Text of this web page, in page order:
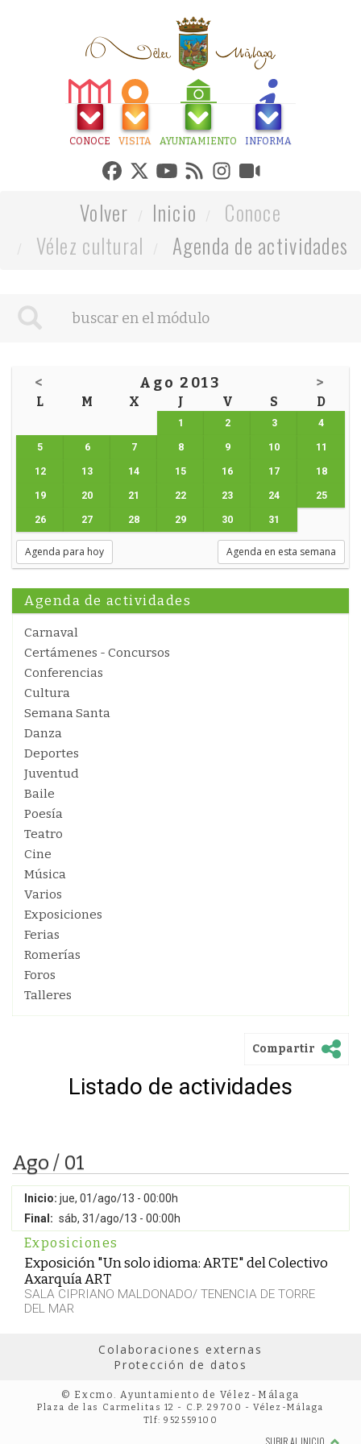
CONOCE VISITA AYUNTAMIENTO INFORMA
Volver Inicio
Conoce
Vélez cultural
Agenda de actividades
< Ago 2013 >
L M X J V S D
1 2 3 4
5 6 7 8 9 10 11
12 13 14 15 16 17 18
19 20 21 22 23 24 25
26 27 28 29 30 31
Agenda para hoy Agenda en esta semana
Agenda de actividades
Carnaval
Certámenes - Concursos
Conferencias
Cultura
Semana Santa
Danza
Deportes
Juventud
Baile
Poesía
Teatro
Cine
Música
Varios
Exposiciones
Ferias
Romerías
Foros
Talleres
Compartir
Listado de actividades
Ago / 01
Inicio: jue, 01/ago/13 - 00:00h
Final: sáb, 31/ago/13 - 00:00h
Exposiciones
Exposición "Un solo idioma: ARTE" del Colectivo
Axarquía ART
SALA CIPRIANO MALDONADO/ TENENCIA DE TORRE
DEL MAR
Colaboraciones externas
Protección de datos
© Excmo. Ayuntamiento de Vélez-Málaga
Plaza de las Carmelitas 12 - C.P. 29700 - Vélez-Málaga
Tlf: 952559100
SUBIR AL INICIO